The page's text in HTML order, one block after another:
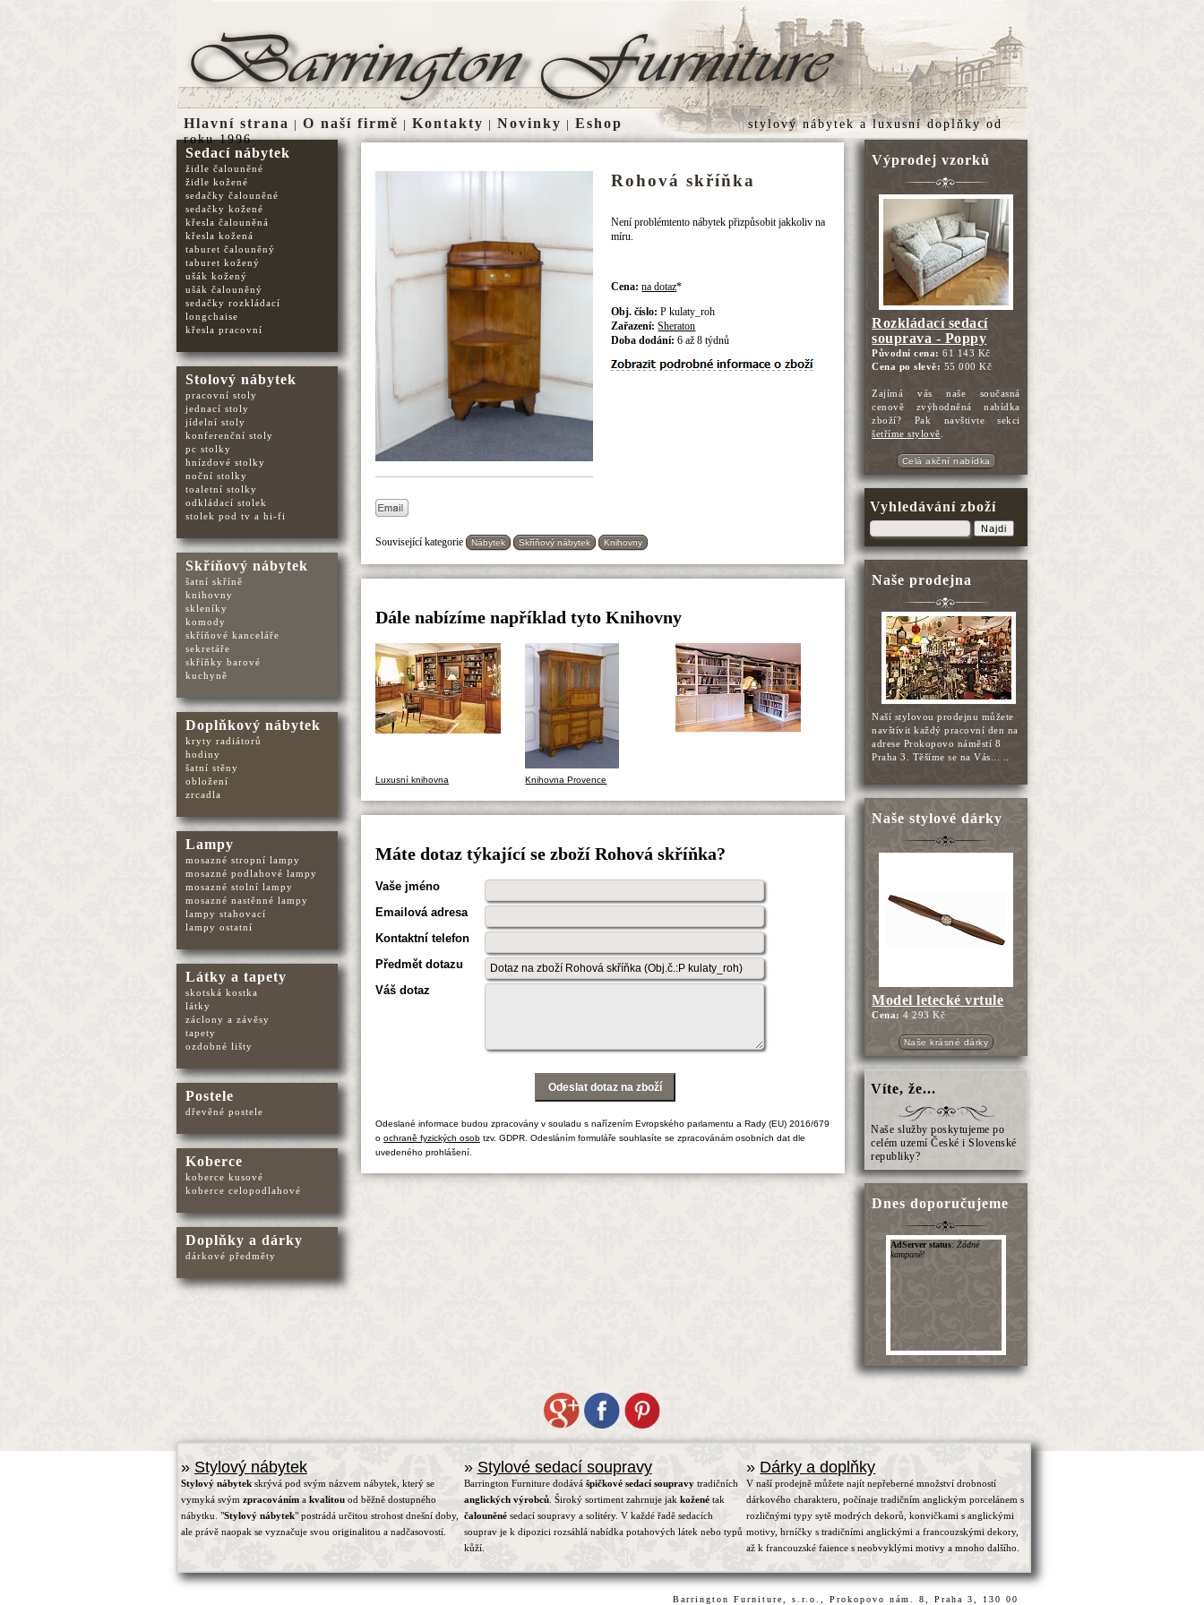
Rohová skříňka
Není problémtento nábytek přizpůsobit jakkoliv na
míru.
Cena:na dotaz*
Obj. číslo:P kulaty_roh
Zařazení:Sheraton
Doba dodání: 6 až 8 týdnů
Související kategorie Nábytek Skříňový nábytek Knihovny
Dále nabízíme například tyto Knihovny
Luxusní knihovna Knihovna Provence
Máte dotaz týkající se zboží Rohová skříňka?
Vaše jméno
Emailová adresa
Kontaktní telefon
Předmět dotazu
Váš dotaz
Odeslané informace budou zpracovány v souladu s nařízením Evropského parlamentu a Rady (EU) 2016/679
o ochraně fyzických osobtzv. GDPR. Odesláním formuláře souhlasíte se zpracovánám osobních dat dle
uvedeného prohlášení.
Výprodej vzorků
Rozkládací sedací
souprava - Poppy
Původní cena:61 143 Kč
Cena po slevě: 55 000 Kč
Zajímá vás naše současná
cenově zvýhodněná nabídka
zboží? Pak navštivte sekci
šetříme stylově
Celá akční nabídka
Vyhledávání zboží
Najdi
Naše prodejna
Naší stylovou prodejnu můžete
navštívit každý pracovní den na
adrese Prokopovo náměstí 8
Praha 3. Těšíme se na Vás... ..
Naše stylové dárky
Model letecké vrtule
Cena:4 293 Kč
Naše krásné dárky
Víte, že...
Naše služby poskytujeme po
celém uzemí České i Slovenské
republiky?
Dnes doporučujeme
Sedací nábytek
židle čalouněné
židle kožené
sedačky čalouněné
sedačky kožené
křesla čalouněná
křesla kožená
taburet čalouněný
taburet kožený
ušák kožený
ušák čalouněný
sedačky rozkládací
longchaise
křesla pracovní
Stolový nábytek
pracovní stoly
jednací stoly
jídelní stoly
konferenční stoly
pc stolky
hnízdové stolky
noční stolky
toaletní stolky
odkládací stolek
stolek pod tv a hi-fi
Skříňový nábytek
šatní skříně
knihovny
skleníky
komody
skříňové kanceláře
sekretáře
skříňky barové
kuchyně
Doplňkový nábytek
kryty radiátorů
hodiny
šatní stěny
obložení
zrcadla
Lampy
mosazné stropní lampy
mosazné podlahové lampy
mosazné stolní lampy
mosazné nastěnné lampy
lampy stahovací
lampy ostatní
Látky a tapety
skotská kostka
látky
záclony a závěsy
tapety
ozdobné lišty
Postele
dřevěné postele
Koberce
koberce kusové
koberce celopodlahové
Doplňky a dárky
dárkové předměty
Hlavní strana | O naší firmě | Kontakty | Novinky | Eshop stylový nábytekaluxusní doplňkyod
roku 1996
» Stylový nábytek
Stylový nábytek skrývá pod svým názvem nábytek, který se
vymyká svým zpracováním a kvalitou od běžně dostupného
nábytku. "Stylový nábytek" postrádá určitou strohost dnešní doby,
ale právě naopak se vyznačuje svou originalitou a nadčasovostí.
» Stylové sedací soupravy
Barrington Furniture dodává špičkové sedací soupravytradičních
anglických výrobců. Široký sortiment zahrnuje jak koženétak
čalouněnésedací soupravy a solitéry. V každé řadě sedacích
souprav je k dipozici rozsáhlá nabídka potahových látek nebo typů
kůží.
» Dárky a doplňky
V naší prodejně můžete najít nepřeberné množství drobností
dárkového charakteru, počínaje tradičním anglickým porcelánem s
rozličnými typy sytě modrých dekorů, konvičkami s anglickými
motivy, hrníčky s tradičními anglickými a francouzskými dekory,
až k francouzské faience s neobvyklými motivy a mnoho dalšího.
Barrington Furniture, s.r.o., Prokopovo nám. 8, Praha 3, 130 00